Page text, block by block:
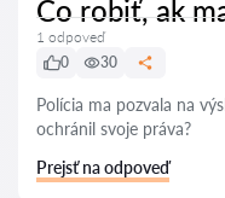
Čo robiť, ak
1 odpoveď
0
30
Polícia ma pozvala na
ochránil svoje práva?
Prejsť na odpoveď